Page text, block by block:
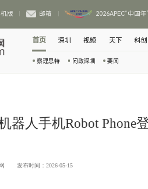
版 邮箱 2026APEC“中国年
首页
察理思特 问政深圳 要闻
深圳 视频 天下 科创
器人手机Robot Phone
发布时间：2026-05-15